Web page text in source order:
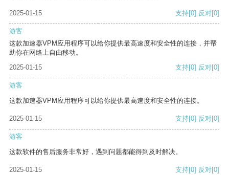
2025-01-15 支持[0] 反对[0]
游客
这款加速器VPM应用程序可以给你提供最高速度和安全性的连接，并帮
助你在网络上自由移动。
2025-01-15
支持[0] 反对[0]
游客
这款加速器VPM应用程序可以给你提供最高速度和安全性的连接。
2025-01-15 支持[0] 反对[0]
游客
这款软件的售后服务非常好，遇到问题都能得到及时解决。
2025-01-15 支持[0] 反对[0]